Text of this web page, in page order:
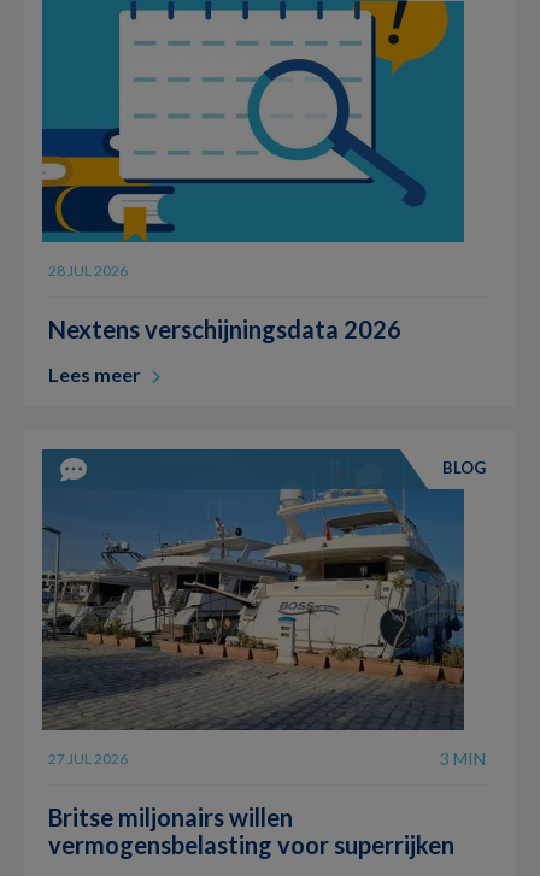
28 JUL 2026
Nextens verschijningsdata 2026
Lees meer
BLOG
27 JUL 2026 3 MIN
Britse miljonairs willen
vermogensbelasting voor superrijken